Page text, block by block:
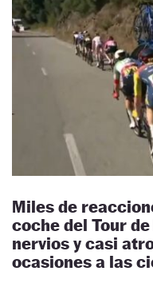
Miles de
coche del Tour
nervios y casi
ocasiones a las